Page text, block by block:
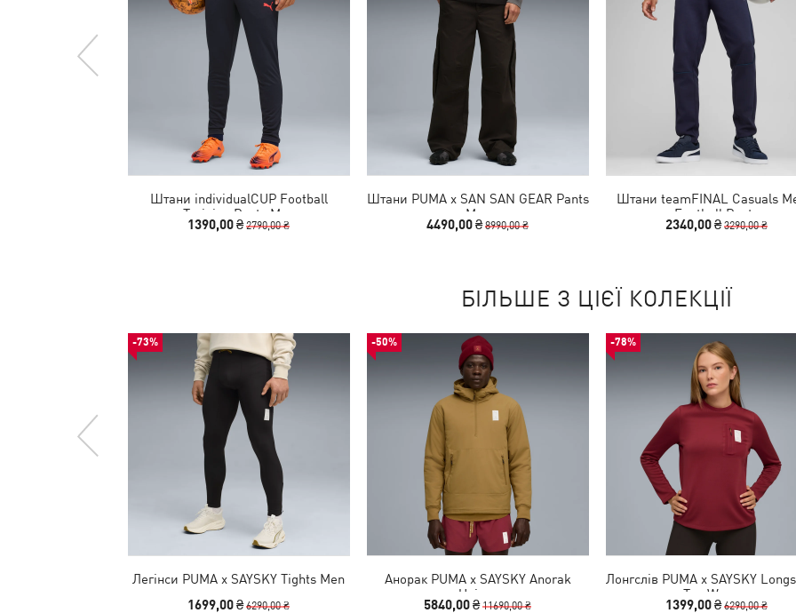
Штани individualCUP Football
Training Pants Men
1390,00 ₴2790,00 ₴
Штани PUMA x SAN SAN GEAR Pants
Men
4490,00 ₴8990,00 ₴
Штани teamFINAL Casuals
Football Pants
2340,00 ₴3290,00 ₴
БІЛЬШЕ З ЦІЄЇ КОЛЕКЦІЇ
-73%
Легінси PUMA x SAYSKY Tights Men
1699,00 ₴6290,00 ₴
-50%
Анорак PUMA x SAYSKY Anorak
Unisex
5840,00 ₴11690,00 ₴
-78%
Лонгслів PUMA x SAYSKY
Tee Women
1399,00 ₴6290,00 ₴